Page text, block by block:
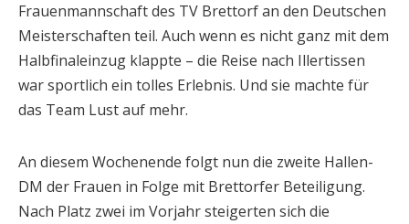
Frauenmannschaft des TV Brettorf an den Deutschen
Meisterschaften teil. Auch wenn es nicht ganz mit dem
Halbfinaleinzug klappte – die Reise nach Illertissen
war sportlich ein tolles Erlebnis. Und sie machte für
das Team Lust auf mehr.
An diesem Wochenende folgt nun die zweite Hallen-
DM der Frauen in Folge mit Brettorfer Beteiligung.
Nach Platz zwei im Vorjahr steigerten sich die